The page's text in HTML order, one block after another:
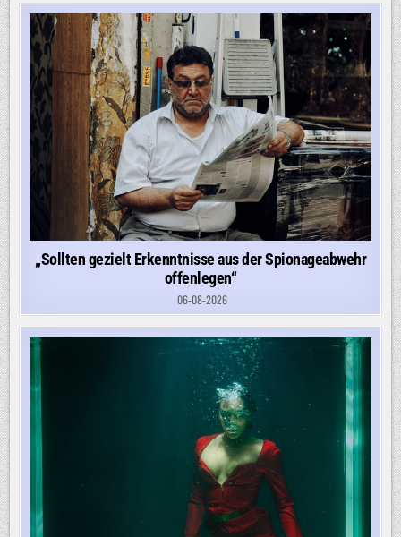
„Sollten gezielt Erkenntnisse aus der Spionageabwehr
offenlegen“
06-08-2026